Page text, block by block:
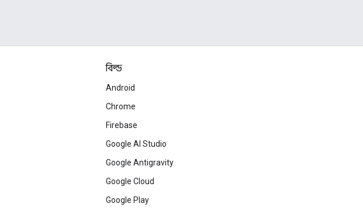
বিল্ড
Android
Chrome
Firebase
Google AI Studio
Google Antigravity
Google Cloud
Google Play